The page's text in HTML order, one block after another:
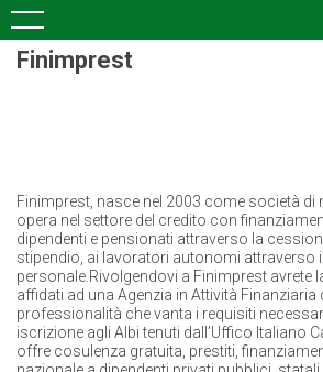
Finimprest
Finimprest, nasce nel 2003 come società di
opera nel settore del credito con
dipendenti e pensionati attraverso la
stipendio, ai lavoratori autonomi attraverso
personale.Rivolgendovi a Finimprest avrete
affidati ad una Agenzia in Attività Finanziaria
professionalità che vanta i requisiti
iscrizione agli Albi tenuti dall’Uffico Italiano
offre cosulenza gratuita, prestiti,